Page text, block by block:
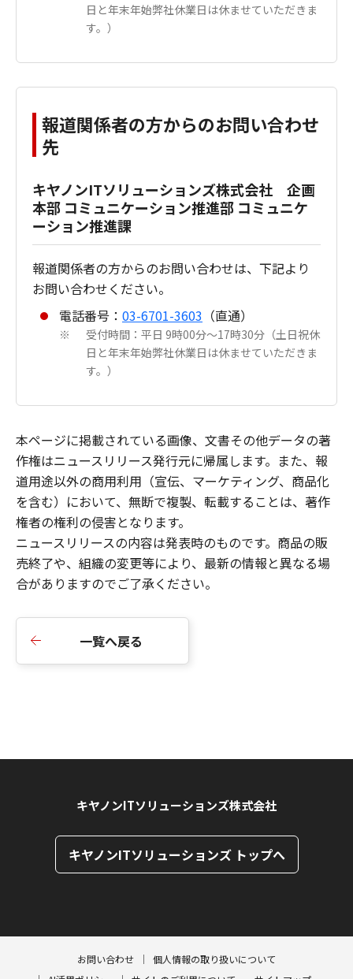
日と年末年始弊社休業日は休ませていただきま
す。）
報道関係者の方からのお問い合わせ
先
キヤノンITソリューションズ株式会社 企画
本部 コミュニケーション推進部 コミュニケ
ーション推進課
報道関係者の方からのお問い合わせは、下記より
お問い合わせください。
電話番号： 03-6701-3603 （直通）
※
受付時間：平日 9時00分～17時30分（土日祝休
日と年末年始弊社休業日は休ませていただきま
す。）
本ページに掲載されている画像、文書その他データの著
作権はニュースリリース発行元に帰属します。また、報
道用途以外の商用利用（宣伝、マーケティング、商品化
を含む）において、無断で複製、転載することは、著作
権者の権利の侵害となります。
ニュースリリースの内容は発表時のものです。商品の販
売終了や、組織の変更等により、最新の情報と異なる場
合がありますのでご了承ください。
一覧へ戻る
キヤノンITソリューションズ株式会社
キヤノンITソリューションズ トップへ
お問い合わせ
個人情報の取り扱いについて